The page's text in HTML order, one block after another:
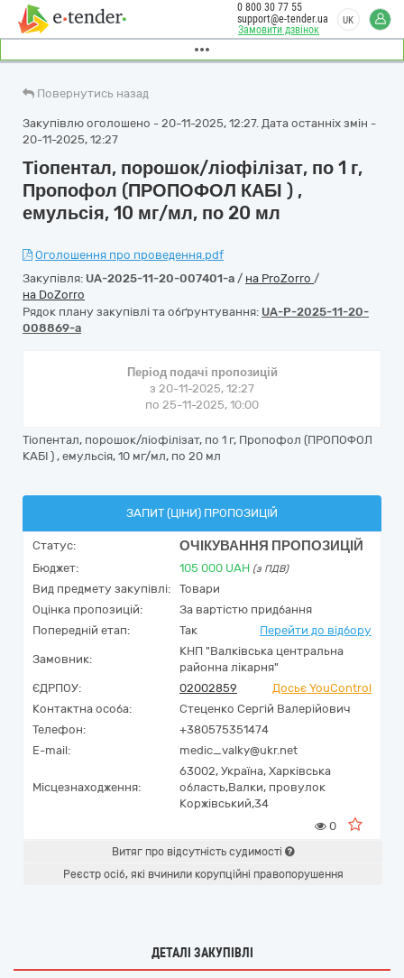
Замовити дзвінок
0 800 30 77 55
support@e-tender.ua
UK
Повернутись назад
Закупівлю оголошено - 20-11-2025, 12:27. Дата останніх змін -
20-11-2025, 12:27
Тіопентал, порошок/ліофілізат, по 1 г,
Пропофол (ПРОПОФОЛ КАБІ ) ,
емульсія, 10 мг/мл, по 20 мл
Оголошення про проведення.pdf
Закупівля: UA-2025-11-20-007401-a / на ProZorro /
на DoZorro
Рядок плану закупівлі та обґрунтування: UA-P-2025-11-20-
008869-a
Період подачі пропозицій
з 20-11-2025, 12:27
по 25-11-2025, 10:00
Тіопентал, порошок/ліофілізат, по 1 г, Пропофол (ПРОПОФОЛ
КАБІ ) , емульсія, 10 мг/мл, по 20 мл
ЗАПИТ (ЦІНИ) ПРОПОЗИЦІЙ
Статус: ОЧІКУВАННЯ ПРОПОЗИЦІЙ
Бюджет: 105 000 UAH (з ПДВ)
Вид предмету закупівлі:
Товари
Оцінка пропозицій:
За вартістю придбання
Попередній етап:
Так Перейти до відбору
Замовник:
КНП "Валківська центральна
районна лікарня"
ЄДРПОУ:
02002859
Досьє YouControl
Контактна особа:
Стеценко Сергій Валерійович
Телефон:
+380575351474
E-mail:
medic_valky@ukr.net
Місцезнаходження:
63002, Україна, Харківська
область,Валки, провулок
Коржівський,34
0
Витяг про відсутність судимості
Реєстр осіб, які вчинили корупційні правопорушення
ДЕТАЛІ ЗАКУПІВЛІ